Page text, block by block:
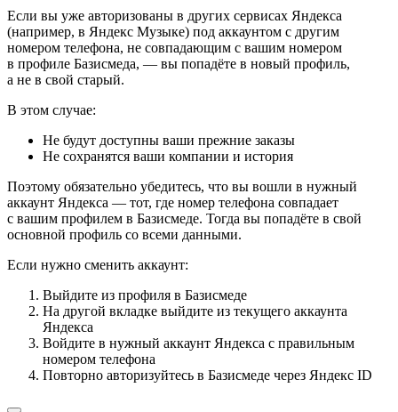
Если вы уже авторизованы в других сервисах Яндекса
(например, в Яндекс Музыке) под аккаунтом с другим
номером телефона, не совпадающим с вашим номером
в профиле Базисмеда, — вы попадёте в новый профиль,
а не в свой старый.
В этом случае:
Не будут доступны ваши прежние заказы
Не сохранятся ваши компании и история
Поэтому обязательно убедитесь, что вы вошли в нужный
аккаунт Яндекса — тот, где номер телефона совпадает
с вашим профилем в Базисмеде. Тогда вы попадёте в свой
основной профиль со всеми данными.
Если нужно сменить аккаунт:
Выйдите из профиля в Базисмеде
На другой вкладке выйдите из текущего аккаунта
Яндекса
Войдите в нужный аккаунт Яндекса с правильным
номером телефона
Повторно авторизуйтесь в Базисмеде через Яндекс ID